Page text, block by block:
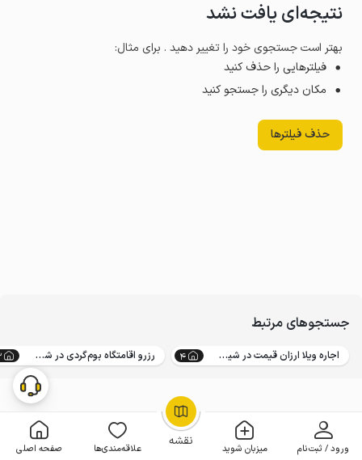
نقشه ورود / ثبت‌نام میزبان شوید علاقه‌مندی‌ها صفحه اصلی
OpenStreetMap
نتیجه‌ای یافت نشد
بهتر است جستجوی خود را تغییر دهید . برای مثال:
فیلترهایی را حذف کنید
مکان دیگری را جستجو کنید
حذف فیلترها
جستجوهای مرتبط
اجاره ویلا ارزان قیمت در شیروان 4 رزرو اقامتگاه بوم‌گردی در شیروان